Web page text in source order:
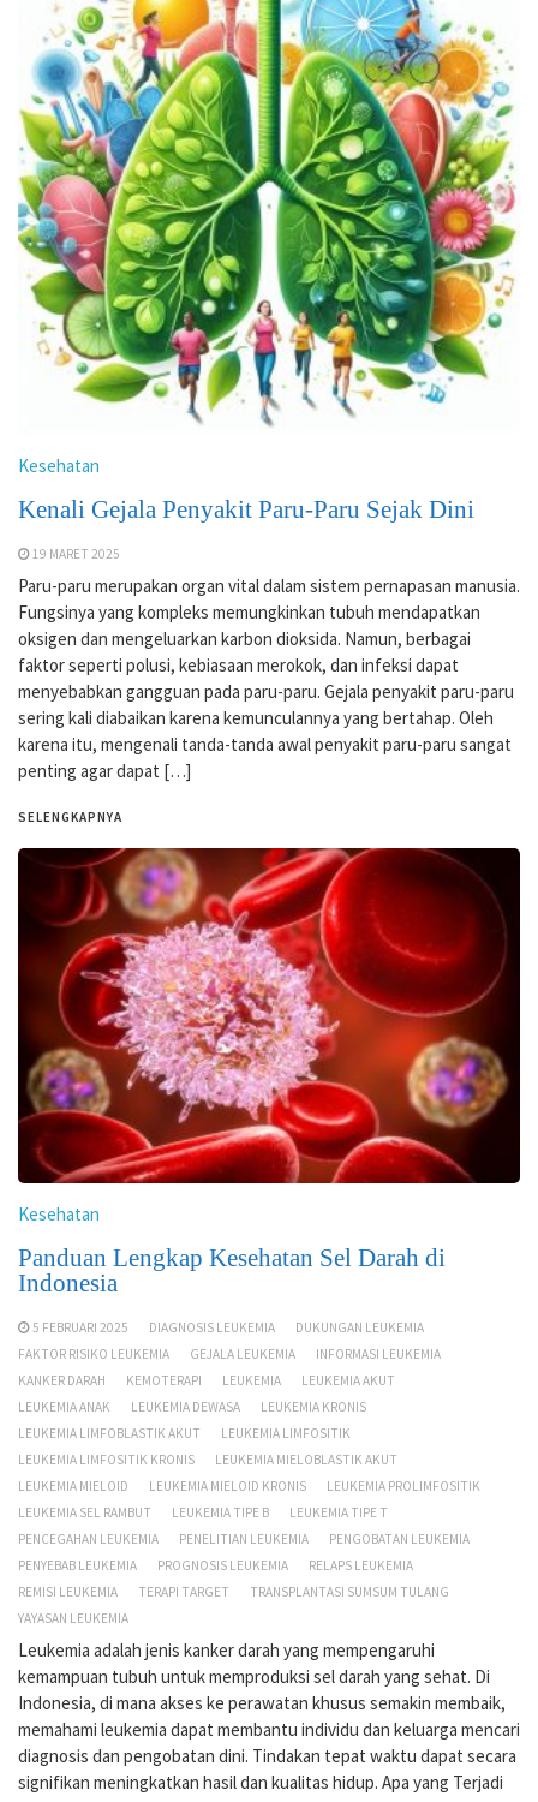
Kesehatan
Kenali Gejala Penyakit Paru-Paru Sejak Dini
19 MARET 2025
Paru-paru merupakan organ vital dalam sistem pernapasan manusia.
Fungsinya yang kompleks memungkinkan tubuh mendapatkan
oksigen dan mengeluarkan karbon dioksida. Namun, berbagai
faktor seperti polusi, kebiasaan merokok, dan infeksi dapat
menyebabkan gangguan pada paru-paru. Gejala penyakit paru-paru
sering kali diabaikan karena kemunculannya yang bertahap. Oleh
karena itu, mengenali tanda-tanda awal penyakit paru-paru sangat
penting agar dapat […]
SELENGKAPNYA
Kesehatan
Panduan Lengkap Kesehatan Sel Darah di
Indonesia
5 FEBRUARI 2025 DIAGNOSIS LEUKEMIA
DUKUNGAN LEUKEMIA
FAKTOR RISIKO LEUKEMIA
GEJALA LEUKEMIA
INFORMASI LEUKEMIA
KANKER DARAH
KEMOTERAPI LEUKEMIA
LEUKEMIA AKUT
LEUKEMIA ANAK
LEUKEMIA DEWASA
LEUKEMIA KRONIS
LEUKEMIA LIMFOBLASTIK AKUT
LEUKEMIA LIMFOSITIK
LEUKEMIA LIMFOSITIK KRONIS
LEUKEMIA MIELOBLASTIK AKUT
LEUKEMIA MIELOID
LEUKEMIA MIELOID KRONIS
LEUKEMIA PROLIMFOSITIK
LEUKEMIA SEL RAMBUT
LEUKEMIA TIPE B
LEUKEMIA TIPE T
PENCEGAHAN LEUKEMIA
PENELITIAN LEUKEMIA
PENGOBATAN LEUKEMIA
PENYEBAB LEUKEMIA
PROGNOSIS LEUKEMIA
RELAPS LEUKEMIA
REMISI LEUKEMIA
TERAPI TARGET
TRANSPLANTASI SUMSUM TULANG
YAYASAN LEUKEMIA
Leukemia adalah jenis kanker darah yang mempengaruhi
kemampuan tubuh untuk memproduksi sel darah yang sehat. Di
Indonesia, di mana akses ke perawatan khusus semakin membaik,
memahami leukemia dapat membantu individu dan keluarga mencari
diagnosis dan pengobatan dini. Tindakan tepat waktu dapat secara
signifikan meningkatkan hasil dan kualitas hidup. Apa yang Terjadi